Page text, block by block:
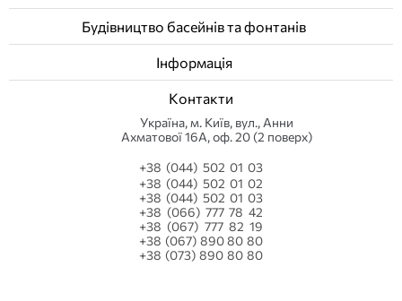
Будівництво басейнів та фонтанів
Інформація
Контакти
Українa, м. Київ, вул., Анни
Ахматової 16А, оф. 20 (2 поверх)
+38 (044) 502 01 03
+38 (044) 502 01 02
+38 (044) 502 01 03
+38 (066) 777 78 42
+38 (067) 777 82 19
+38 (067) 890 80 80
+38 (073) 890 80 80